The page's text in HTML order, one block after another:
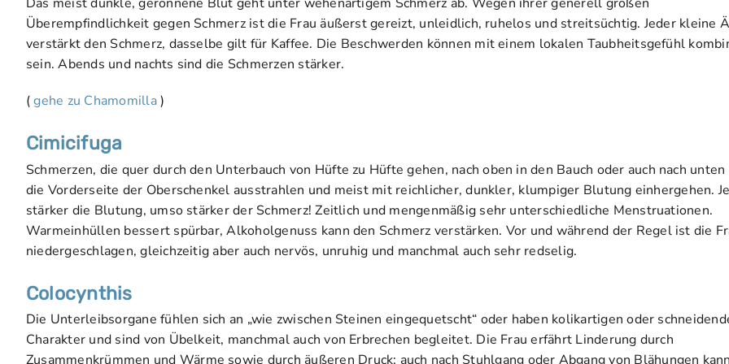
Das meist dunkle, geronnene Blut geht unter wehenartigem Schmerz ab. Wegen ihrer generell großen
Überempfindlichkeit gegen Schmerz ist die Frau äußerst gereizt, unleidlich, ruhelos und streitsüchtig. Jeder kleine
verstärkt den Schmerz, dasselbe gilt für Kaffee. Die Beschwerden können mit einem lokalen Taubheitsgefühl
sein. Abends und nachts sind die Schmerzen stärker.
(gehe zu Chamomilla)
Cimicifuga
Schmerzen, die quer durch den Unterbauch von Hüfte zu Hüfte gehen, nach oben in den Bauch oder auch nach unten
die Vorderseite der Oberschenkel ausstrahlen und meist mit reichlicher, dunkler, klumpiger Blutung einhergehen. Je
stärker die Blutung, umso stärker der Schmerz! Zeitlich und mengenmäßig sehr unterschiedliche Menstruationen.
Warmeinhüllen bessert spürbar, Alkoholgenuss kann den Schmerz verstärken. Vor und während der Regel ist die
niedergeschlagen, gleichzeitig aber auch nervös, unruhig und manchmal auch sehr redselig.
Colocynthis
Die Unterleibsorgane fühlen sich an „wie zwischen Steinen eingequetscht“ oder haben kolikartigen oder
Charakter und sind von Übelkeit, manchmal auch von Erbrechen begleitet. Die Frau erfährt Linderung durch
Zusammenkrümmen und Wärme sowie durch äußeren Druck; auch nach Stuhlgang oder Abgang von Blähungen kann